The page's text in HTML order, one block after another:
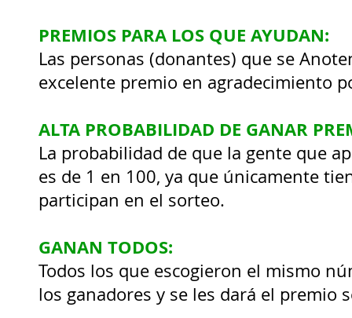
PREMIOS PARA LOS QUE AYUDAN:
Las personas (donantes) que se
excelente premio en agradecimiento
ALTA PROBABILIDAD DE GANAR
La probabilidad de que la gente que
es de 1 en 100, ya que únicamente
participan en el sorteo.
GANAN TODOS:
Todos los que escogieron el mismo
los ganadores y se les dará el premio